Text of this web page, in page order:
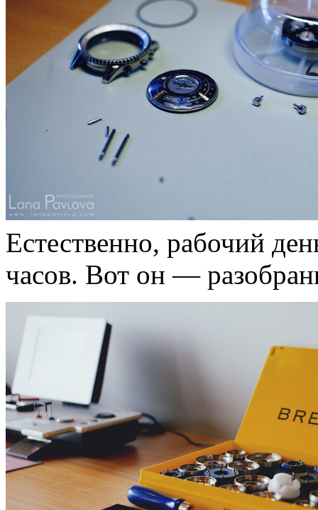
Естественно, рабочий
часов. Вот он —